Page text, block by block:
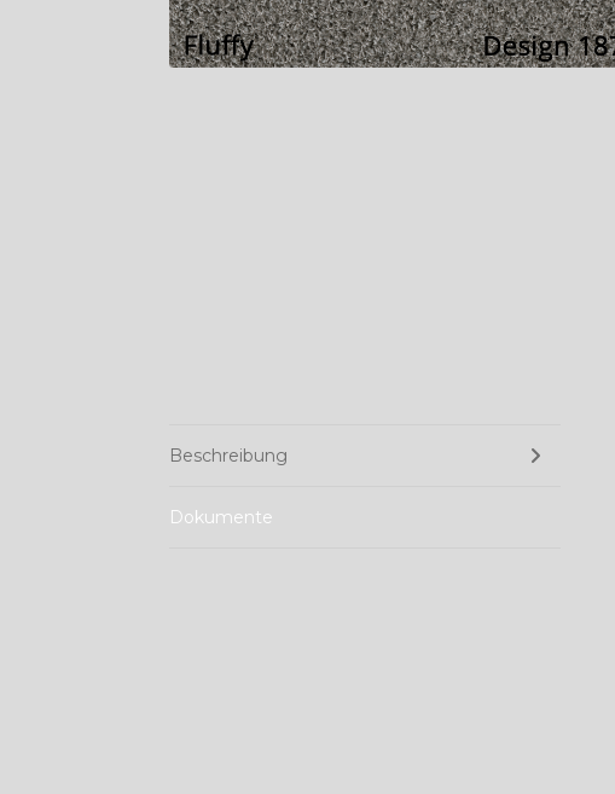
Beschreibung
Dokumente